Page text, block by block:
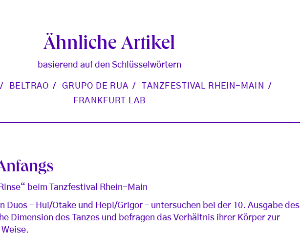
Ähnliche Artikel
basierend auf den Schlüsselwörtern
BELTRAO GRUPO DE RUA
TANZFESTIVAL RHEIN-MAIN
FRANKFURT LAB
beim Tanzfestival Rhein-Main
Duos – Hui/Otake und Hepi/Grigor – untersuchen bei der 10. Ausgabe des
Dimension des Tanzes und befragen das Verhältnis ihrer Körper zur